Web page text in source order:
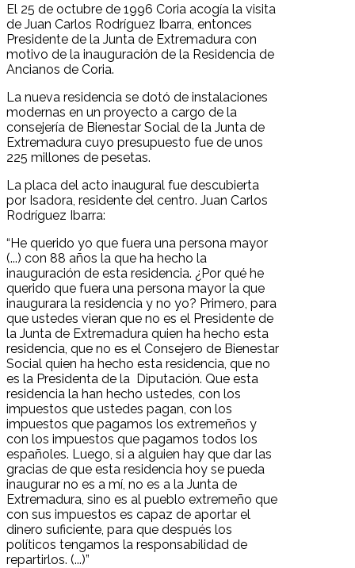
El 25 de octubre de 1996 Coria acogía la visita
de Juan Carlos Rodríguez Ibarra, entonces
Presidente de la Junta de Extremadura con
motivo de la inauguración de la Residencia de
Ancianos de Coria.
La nueva residencia se dotó de instalaciones
modernas en un proyecto a cargo de la
consejería de Bienestar Social de la Junta de
Extremadura cuyo presupuesto fue de unos
225 millones de pesetas.
La placa del acto inaugural fue descubierta
por Isadora, residente del centro. Juan Carlos
Rodríguez Ibarra:
“He querido yo que fuera una persona mayor
(...) con 88 años la que ha hecho la
inauguración de esta residencia. ¿Por qué he
querido que fuera una persona mayor la que
inaugurara la residencia y no yo? Primero, para
que ustedes vieran que no es el Presidente de
la Junta de Extremadura quien ha hecho esta
residencia, que no es el Consejero de Bienestar
Social quien ha hecho esta residencia, que no
es la Presidenta de la Diputación. Que esta
residencia la han hecho ustedes, con los
impuestos que ustedes pagan, con los
impuestos que pagamos los extremeños y
con los impuestos que pagamos todos los
españoles. Luego, si a alguien hay que dar las
gracias de que esta residencia hoy se pueda
inaugurar no es a mí, no es a la Junta de
Extremadura, sino es al pueblo extremeño que
con sus impuestos es capaz de aportar el
dinero suficiente, para que después los
políticos tengamos la responsabilidad de
repartirlos. (...)”